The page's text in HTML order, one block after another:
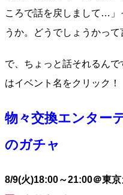
ころで話を戻しまして…」
うか。どうでしょうかって
で、ちょっと話それるん
はイベント名をクリック！
物々交換エンター
のガチャ
8/9(火)18:00～21:00＠東